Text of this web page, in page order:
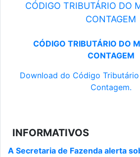
CÓDIGO TRIBUTÁRIO DO
CONTAGEM
CÓDIGO TRIBUTÁRIO DO
CONTAGEM
Download do Código
Contagem.
INFORMATIVOS
A Secretaria de Fazenda alerta